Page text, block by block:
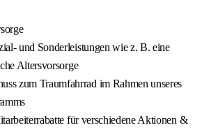
und Sonderleistungen wie z. B. eine
Altersvorsorge
zum Traumfahrrad im Rahmen unseres
für verschiedene Aktionen &